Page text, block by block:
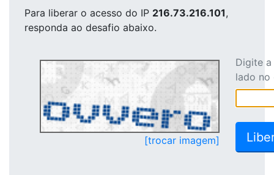
Para liberar o acesso do IP 216.73.216.101,
responda ao desafio abaixo.
[trocar imagem]
Digite
lado no